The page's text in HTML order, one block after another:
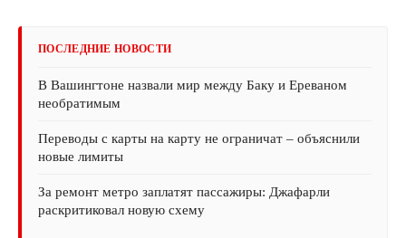
ПОСЛЕДНИЕ НОВОСТИ
В Вашингтоне назвали мир между Баку и Ереваном
необратимым
Переводы с карты на карту не ограничат – объяснили
новые лимиты
За ремонт метро заплатят пассажиры: Джафарли
раскритиковал новую схему